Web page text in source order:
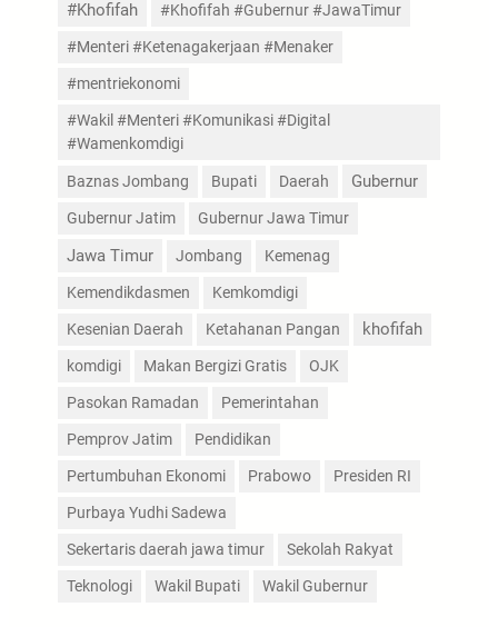
#Khofifah #Khofifah #Gubernur #JawaTimur
#Menteri #Ketenagakerjaan #Menaker
#mentriekonomi
#Wakil #Menteri #Komunikasi #Digital
#Wamenkomdigi
Baznas Jombang Bupati Daerah Gubernur
Gubernur Jatim Gubernur Jawa Timur
Jawa Timur Jombang Kemenag
Kemendikdasmen Kemkomdigi
Kesenian Daerah Ketahanan Pangan khofifah
komdigi Makan Bergizi Gratis OJK
Pasokan Ramadan Pemerintahan
Pemprov Jatim Pendidikan
Pertumbuhan Ekonomi Prabowo Presiden RI
Purbaya Yudhi Sadewa
Sekertaris daerah jawa timur Sekolah Rakyat
Teknologi Wakil Bupati Wakil Gubernur